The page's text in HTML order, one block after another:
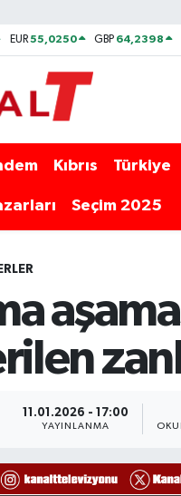
EUR55,0250 GBP 64,2398
Kıbrıs Türkiye
Seçim 2025
11.01.2026 - 17:00
YAYINLANMA